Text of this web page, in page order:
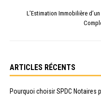
L’Estimation Immobilière
ARTICLES RÉCENTS
Pourquoi choisir SPDC Notaires